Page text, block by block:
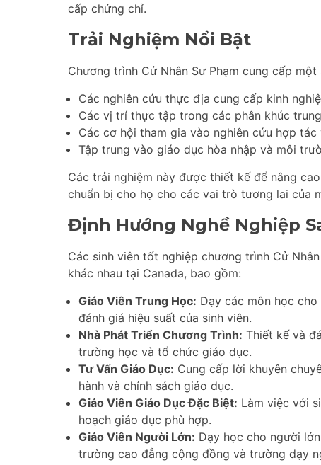
cấp chứng chỉ.
Trải Nghiệm Nổi Bật
Chương trình Cử Nhân Sư Phạm cung cấp
Các nghiên cứu thực địa cung cấp kinh
Các vị trí thực tập trong các phân khúc
Các cơ hội tham gia vào nghiên cứu hợp tác
Tập trung vào giáo dục hòa nhập và môi
Các trải nghiệm này được thiết kế để nâng
chuẩn bị cho họ cho các vai trò tương lai của
Định Hướng Nghề Nghiệp
Các sinh viên tốt nghiệp chương trình Cử
khác nhau tại Canada, bao gồm:
Giáo Viên Trung Học: Dạy các môn học
đánh giá hiệu suất của sinh viên.
Nhà Phát Triển Chương Trình: Thiết kế và
trường học và tổ chức giáo dục.
Tư Vấn Giáo Dục: Cung cấp lời khuyên
hành và chính sách giáo dục.
Giáo Viên Giáo Dục Đặc Biệt: Làm việc với
hoạch giáo dục phù hợp.
Giáo Viên Người Lớn: Dạy học cho người
trường cao đẳng cộng đồng và trường dạy